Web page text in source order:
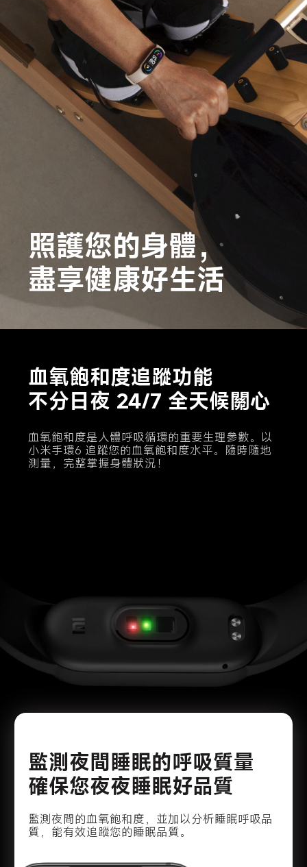
照護您的身體，
盡享健康好生活
血氧飽和度追蹤功能
不分日夜 24/7 全天候關心
血氧飽和度是人體呼吸循環的重要生理參數。以
小米手環6 追蹤您的血氧飽和度水平。隨時隨地
測量，完整掌握身體狀況！
監測夜間睡眠的呼吸質量
確保您夜夜睡眠好品質
監測夜間的血氧飽和度，並加以分析睡眠呼吸品
質，能有效追蹤您的睡眠品質。